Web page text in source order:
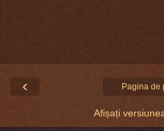
‹ Pagina de
Afișați